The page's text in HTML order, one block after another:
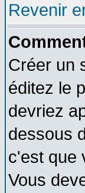
Revenir
Créer un
éditez le
devriez
dessous
c'est que
Vous